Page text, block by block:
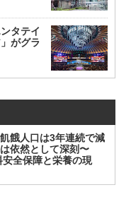
タテイ
がグラ
餓人口は3年連続で減
依然として深刻〜
全保障と栄養の現